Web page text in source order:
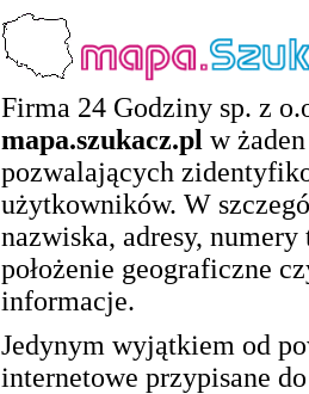
Firma 24 Godziny sp. z
mapa.szukacz.pl w
pozwalających
użytkowników. W
nazwiska, adresy,
położenie geograficzne
informacje.
Jedynym wyjątkiem od
internetowe przypisane